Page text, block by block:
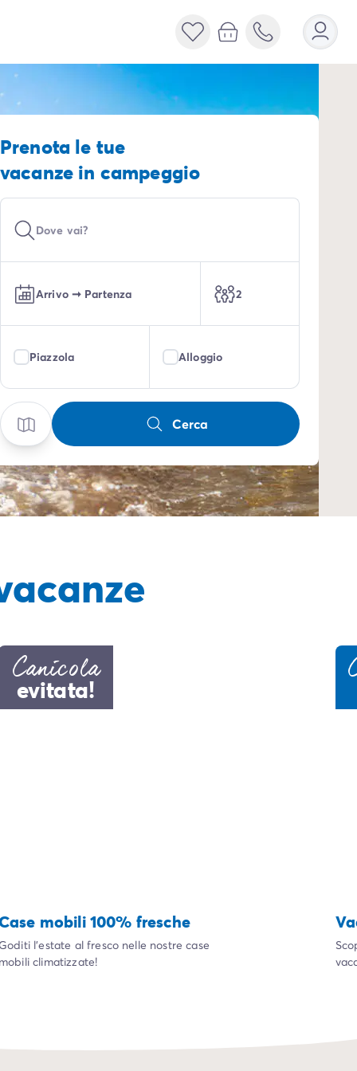
Prenota le tue
vacanze in campeggio
Finestra di dialogo chiusa
Dove vai?
Arrivo ➞ Partenza 2
Piazzola Alloggio
Cerca
Canicola
evitata!
mobili 100% fresche
l'estate al fresco nelle nostre case
climatizzate!